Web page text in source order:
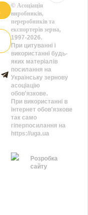
©Асоціація
виробників,
переробників та
експортерів зерна,
1997-2026.
При цитуванні і
використанні будь-
яких матеріалів
посилання на
Українську зернову
асоціацію
обов'язкове.
При використанні в
інтернет обов'язкове
так само
гіперпосилання на
https://uga.ua
Розробка
сайту